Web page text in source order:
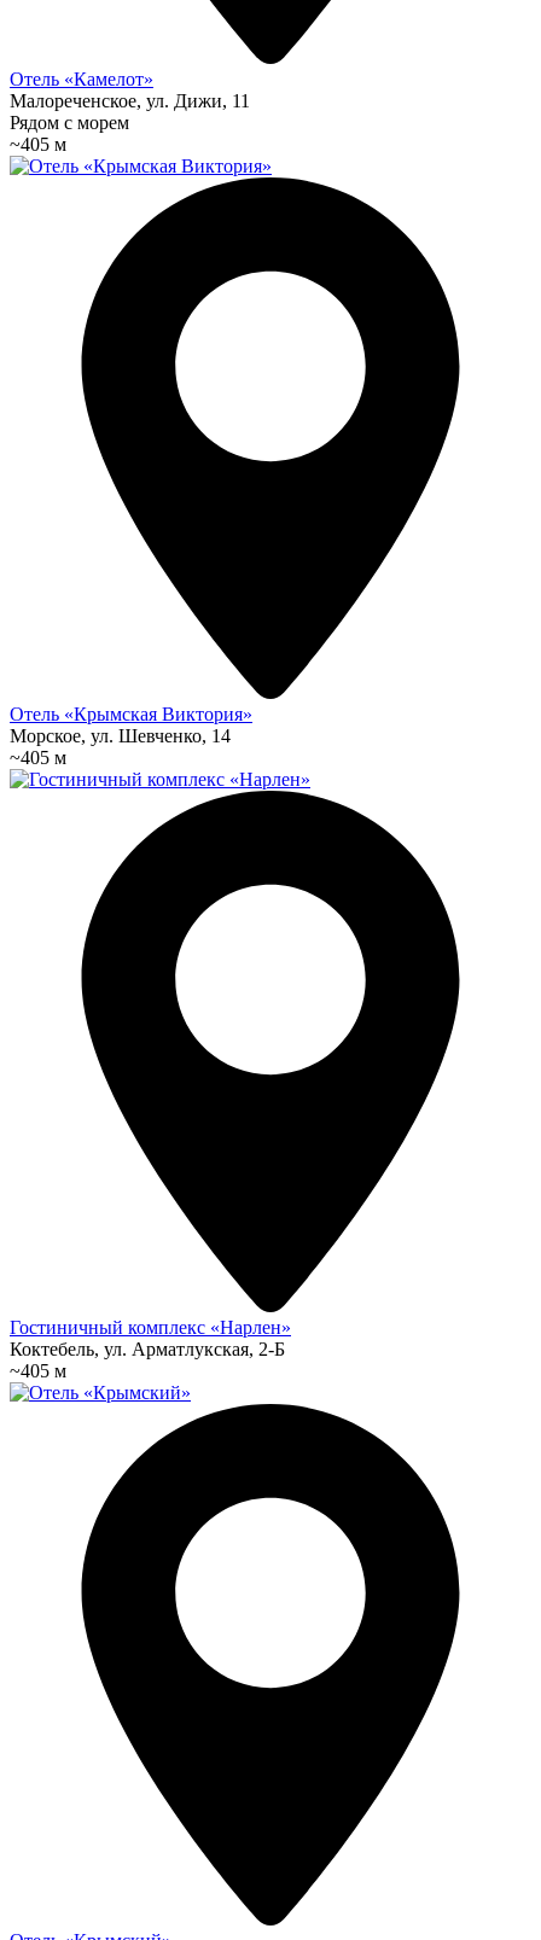
Отель «Камелот»
Малореченское, ул. Дижи, 11
Рядом с морем
~405 м
Отель «Крымская Виктория»
Морское, ул. Шевченко, 14
~405 м
Гостиничный комплекс «Нарлен»
Коктебель, ул. Арматлукская, 2-Б
~405 м